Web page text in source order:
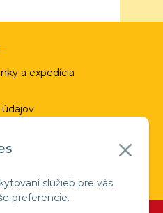
služieb pre vás.
preferencie.
a expedícia